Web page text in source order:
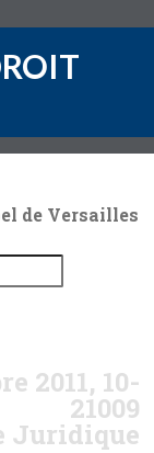
de Versailles
2011, 10-
21009
Juridique